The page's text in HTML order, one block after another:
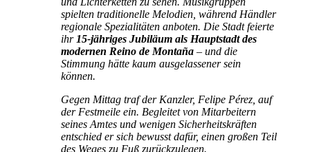
spielten traditionelle Melodien, während Händler
regionale Spezialitäten anboten. Die Stadt feierte
ihr 15-jähriges Jubiläum als Hauptstadt des
modernen Reino de Montaña – und die
Stimmung hätte kaum ausgelassener sein
können.
Gegen Mittag traf der Kanzler, Felipe Pérez, auf
der Festmeile ein. Begleitet von Mitarbeitern
seines Amtes und wenigen Sicherheitskräften
entschied er sich bewusst dafür, einen großen Teil
des Weges zu Fuß zurückzulegen.